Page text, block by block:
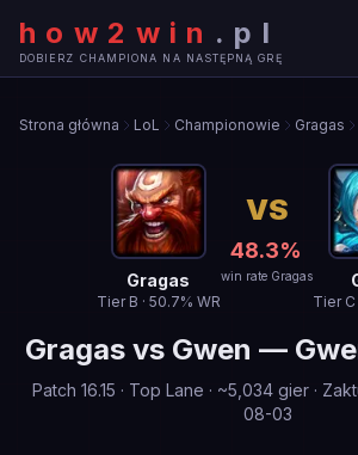
how2win . pl
DOBIERZ CHAMPIONA NA NASTĘPNĄ GRĘ
Strona główna LoL Championowie Gragas
Gragas
Tier B · 50.7% WR
VS
48.3%
win rate Gragas
Tier C
Gragas vs Gwen —
Patch 16.15 · Top Lane · ~5,034 gier ·
08-03